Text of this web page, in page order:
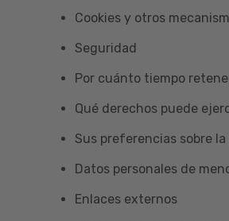
Cookies y otros
Seguridad
Por cuánto tiempo
Qué derechos puede
Sus preferencias sobre
Datos personales de
Enlaces externos